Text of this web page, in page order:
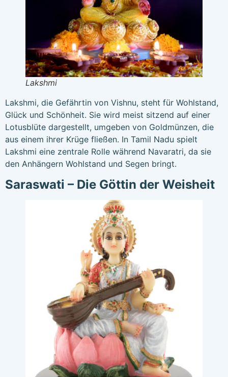
Lakshmi
Lakshmi, die Gefährtin von Vishnu, steht für Wohlstand,
Glück und Schönheit. Sie wird meist sitzend auf einer
Lotusblüte dargestellt, umgeben von Goldmünzen, die
aus einem ihrer Krüge fließen. In Tamil Nadu spielt
Lakshmi eine zentrale Rolle während Navaratri, da sie
den Anhängern Wohlstand und Segen bringt.
Saraswati – Die Göttin der Weisheit